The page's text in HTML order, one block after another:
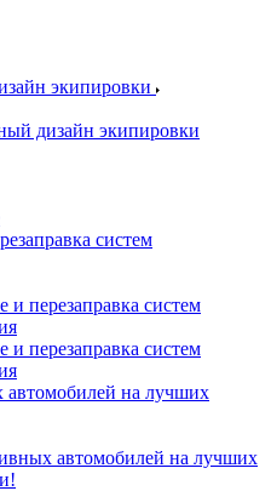
экипировки
дизайн экипировки
систем
перезаправка систем
перезаправка систем
автомобилей на лучших
автомобилей на лучших